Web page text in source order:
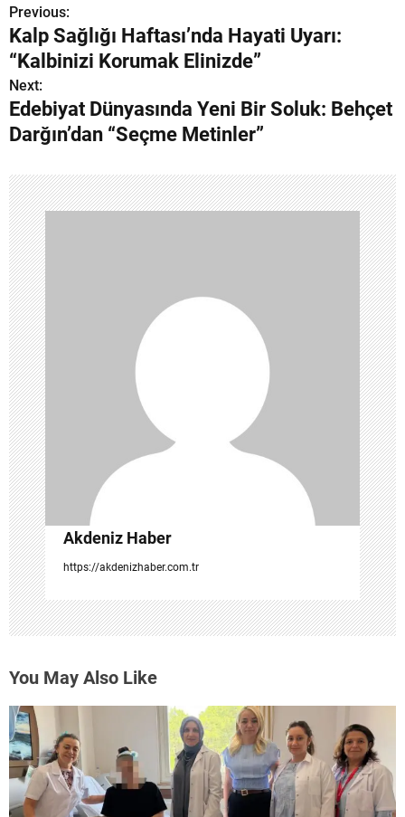
Y
a
z
ı
e
z
i
n
m
e
s
i
Previous:
Kalp Sağlığı Haftası’nda Hayati Uyarı:
“Kalbinizi Korumak Elinizde”
Next:
Edebiyat Dünyasında Yeni Bir Soluk: Behçet
Darğın’dan “Seçme Metinler”
Akdeniz Haber
https://akdenizhaber.com.tr
You May Also Like